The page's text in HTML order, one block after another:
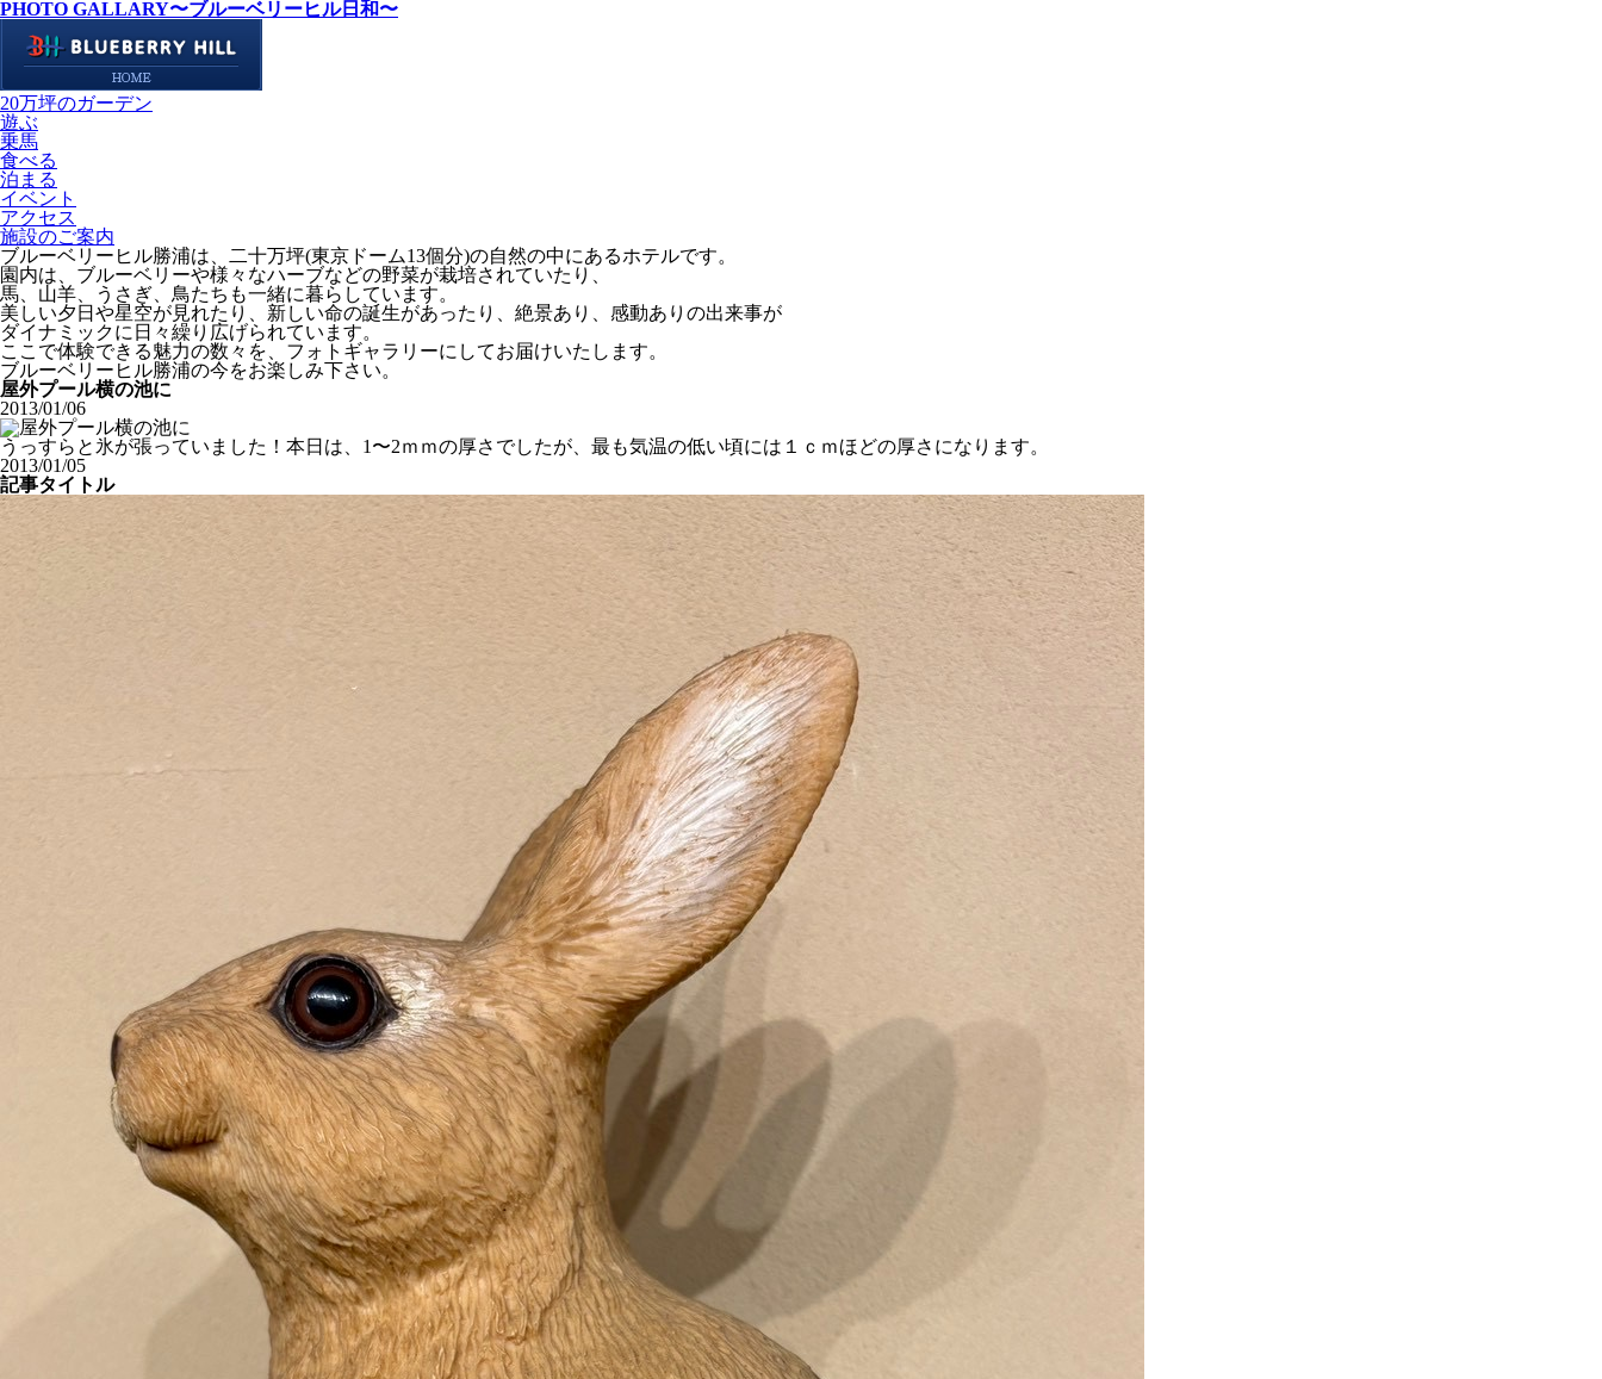
PHOTO GALLARY〜ブルーベリーヒル日和〜
20万坪のガーデン
遊ぶ
乗馬
食べる
泊まる
イベント
アクセス
施設のご案内
ブルーベリーヒル勝浦は、二十万坪(東京ドーム13個分)の自然の中にあるホテルです。
園内は、ブルーベリーや様々なハーブなどの野菜が栽培されていたり、
馬、山羊、うさぎ、鳥たちも一緒に暮らしています。
美しい夕日や星空が見れたり、新しい命の誕生があったり、絶景あり、感動ありの出来事が
ダイナミックに日々繰り広げられています。
ここで体験できる魅力の数々を、フォトギャラリーにしてお届けいたします。
ブルーベリーヒル勝浦の今をお楽しみ下さい。
屋外プール横の池に
2013/01/06
うっすらと氷が張っていました！本日は、1〜2ｍｍの厚さでしたが、最も気温の低い頃には１ｃｍほどの厚さになります。
2013/01/05
記事タイトル